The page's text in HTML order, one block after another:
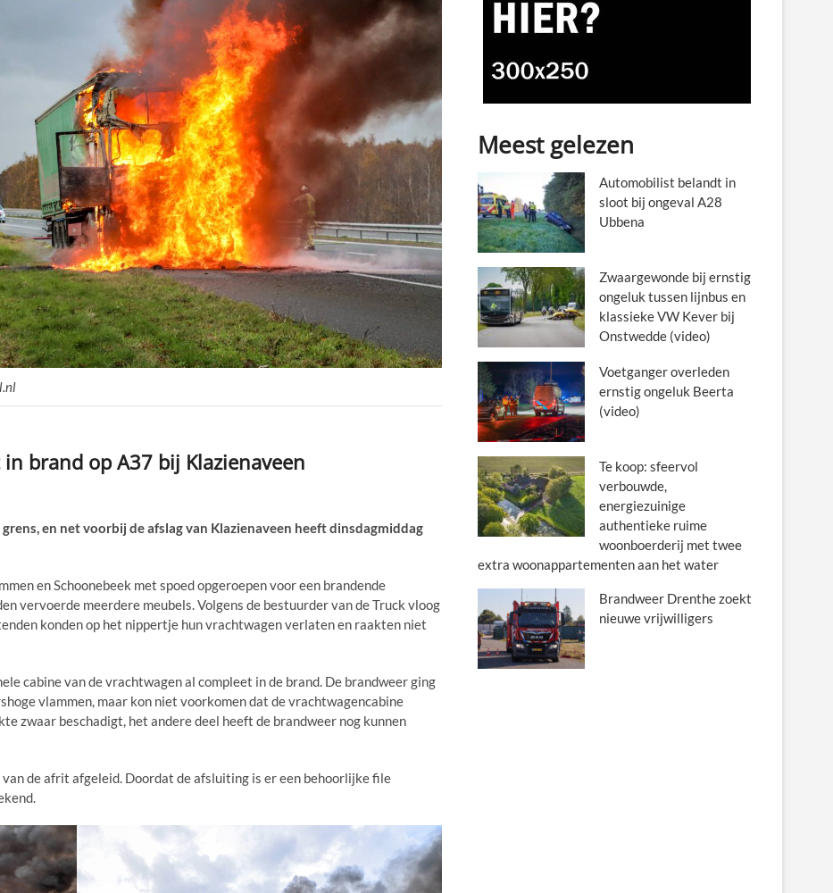
brand op A37 bij Klazienaveen
en net voorbij de afslag van Klazienaveen heeft dinsdagmiddag
en Schoonebeek met spoed opgeroepen voor een brandende
vervoerde meerdere meubels. Volgens de bestuurder van de Truck vloog
konden op het nippertje hun vrachtwagen verlaten en raakten niet
cabine van de vrachtwagen al compleet in de brand. De brandweer ging
vlammen, maar kon niet voorkomen dat de vrachtwagencabine
zwaar beschadigt, het andere deel heeft de brandweer nog kunnen
de afrit afgeleid. Doordat de afsluiting is er een behoorlijke file
Meest gelezen
Automobilist belandt in
sloot bij ongeval A28
Ubbena
Zwaargewonde bij ernstig
ongeluk tussen lijnbus en
klassieke VW Kever bij
Onstwedde (video)
Voetganger overleden
ernstig ongeluk Beerta
(video)
Te koop: sfeervol
verbouwde,
energiezuinige
authentieke ruime
woonboerderij met twee
extra woonappartementen aan het water
Brandweer Drenthe zoekt
nieuwe vrijwilligers